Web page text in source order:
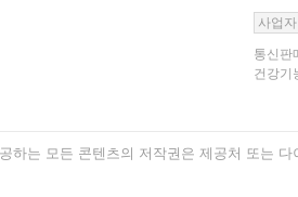
사업
통신판
건강기
하는 모든 콘텐츠의 저작권은 제공처 또는